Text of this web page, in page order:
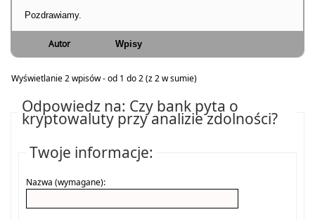
Pozdrawiamy.
Autor Wpisy
Wyświetlanie 2 wpisów - od 1 do 2 (z 2 w sumie)
Odpowiedz na: Czy bank pyta o
kryptowaluty przy analizie zdolności?
Twoje informacje:
Nazwa (wymagane):